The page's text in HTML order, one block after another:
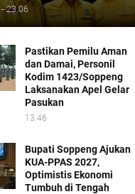
- 23.06
Pastikan Pemilu Aman
dan Damai, Personil
Kodim 1423/Soppeng
Laksanakan Apel Gelar
Pasukan
13.46
Bupati Soppeng Ajukan
KUA-PPAS 2027,
Optimistis Ekonomi
Tumbuh di Tengah